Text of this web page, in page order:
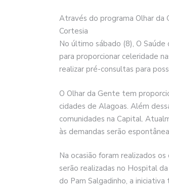
Através do programa Olhar da
Cortesia
No último sábado (8), O
para proporcionar celeridade
realizar pré-consultas para
O Olhar da Gente tem
cidades de Alagoas. Além
comunidades na Capital.
às demandas serão
Na ocasião foram realizados
serão realizadas no Hospital
do Pam Salgadinho, a